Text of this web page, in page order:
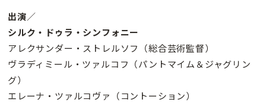
出演／
シルク・ドゥラ・シンフォニー
アレクサンダー・ストレルソフ（総合芸術監督）
ヴラディミール・ツァルコフ（パントマイム＆ジャグリン
グ）
エレーナ・ツァルコヴァ（コントーション）